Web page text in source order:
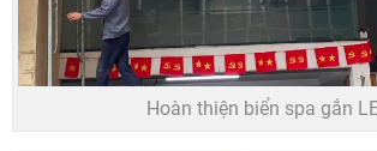
Hoàn thiện biển spa gắn